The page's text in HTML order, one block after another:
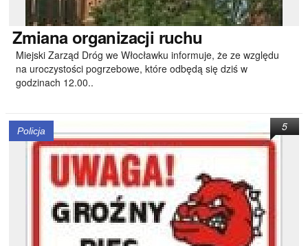
Zmianaorganizacji ruchu
Miejski Zarząd Dróg we Włocławku informuje, że ze względu
na uroczystości pogrzebowe, które odbędą się dziś w
godzinach 12.00..
Policja 5